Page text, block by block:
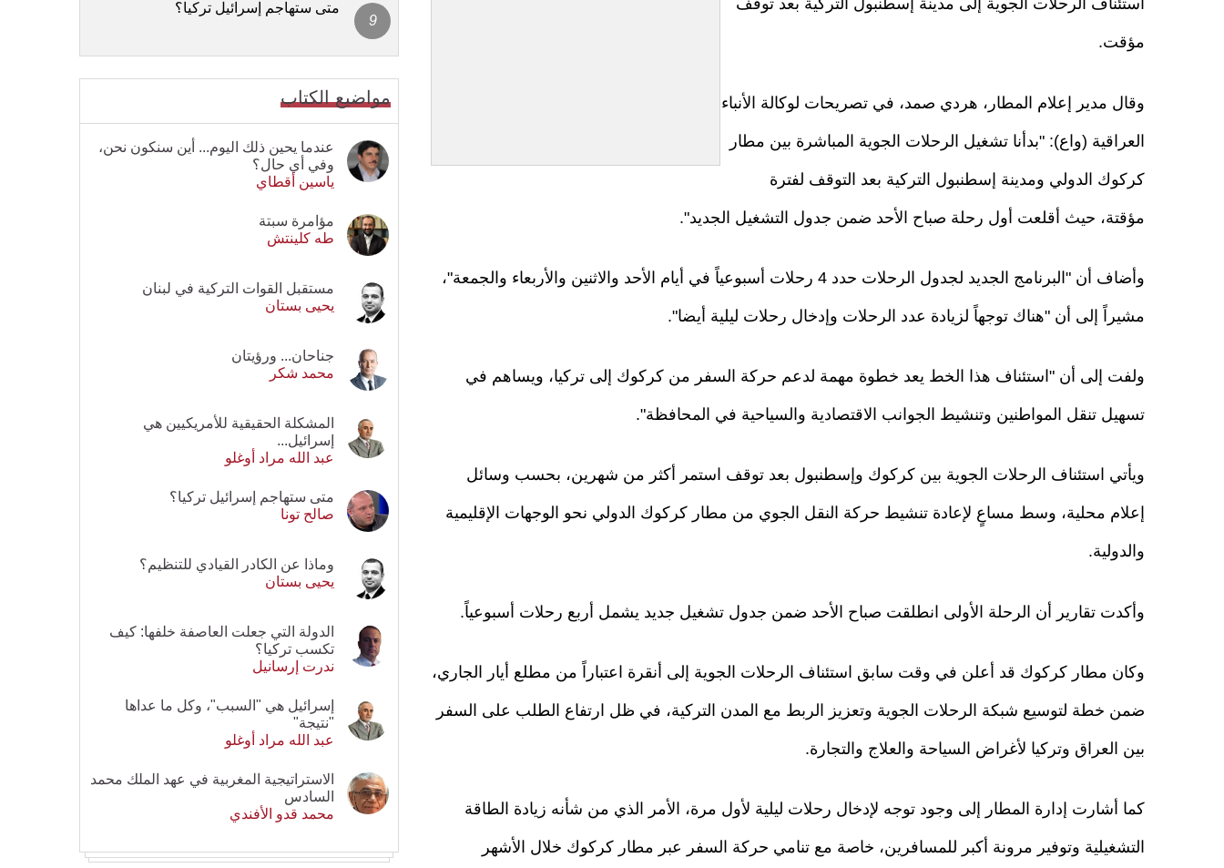
استئناف الرحلات الجوية إلى مدينة إسطنبول التركية بعد توقف
مؤقت.
وقال مدير إعلام المطار، هردي صمد، في تصريحات لوكالة الأنباء
العراقية (واع): "بدأنا تشغيل الرحلات الجوية المباشرة بين مطار
كركوك الدولي ومدينة إسطنبول التركية بعد التوقف لفترة
مؤقتة، حيث أقلعت أول رحلة صباح الأحد ضمن جدول التشغيل الجديد".
وأضاف أن "البرنامج الجديد لجدول الرحلات حدد 4 رحلات أسبوعياً في أيام الأحد والاثنين والأربعاء والجمعة"،
مشيراً إلى أن "هناك توجهاً لزيادة عدد الرحلات وإدخال رحلات ليلية أيضا".
ولفت إلى أن "استئناف هذا الخط يعد خطوة مهمة لدعم حركة السفر من كركوك إلى تركيا، ويساهم في
تسهيل تنقل المواطنين وتنشيط الجوانب الاقتصادية والسياحية في المحافظة".
ويأتي استئناف الرحلات الجوية بين كركوك وإسطنبول بعد توقف استمر أكثر من شهرين، بحسب وسائل
إعلام محلية، وسط مساعٍ لإعادة تنشيط حركة النقل الجوي من مطار كركوك الدولي نحو الوجهات الإقليمية
والدولية.
وأكدت تقارير أن الرحلة الأولى انطلقت صباح الأحد ضمن جدول تشغيل جديد يشمل أربع رحلات أسبوعياً.
وكان مطار كركوك قد أعلن في وقت سابق استئناف الرحلات الجوية إلى أنقرة اعتباراً من مطلع أيار الجاري،
ضمن خطة لتوسيع شبكة الرحلات الجوية وتعزيز الربط مع المدن التركية، في ظل ارتفاع الطلب على السفر
بين العراق وتركيا لأغراض السياحة والعلاج والتجارة.
كما أشارت إدارة المطار إلى وجود توجه لإدخال رحلات ليلية لأول مرة، الأمر الذي من شأنه زيادة الطاقة
التشغيلية وتوفير مرونة أكبر للمسافرين، خاصة مع تنامي حركة السفر عبر مطار كركوك خلال الأشهر
متى ستهاجم إسرائيل تركيا؟
مواضيع الكتاب
عندما يحين ذلك اليوم... أين سنكون نحن،
وفي أي حال؟
ياسين أقطاي
مؤامرة سبتة
طه كلينتش
مستقبل القوات التركية في لبنان
يحيى بستان
جناحان... ورؤيتان
محمد شكر
المشكلة الحقيقية للأمريكيين هي
إسرائيل...
عبد الله مراد أوغلو
متى ستهاجم إسرائيل تركيا؟
صالح تونا
وماذا عن الكادر القيادي للتنظيم؟
يحيى بستان
الدولة التي جعلت العاصفة خلفها: كيف
تكسب تركيا؟
ندرت إرسانيل
إسرائيل هي "السبب"، وكل ما عداها
"نتيجة"
عبد الله مراد أوغلو
الاستراتيجية المغربية في عهد الملك محمد
السادس
محمد قدو الأفندي